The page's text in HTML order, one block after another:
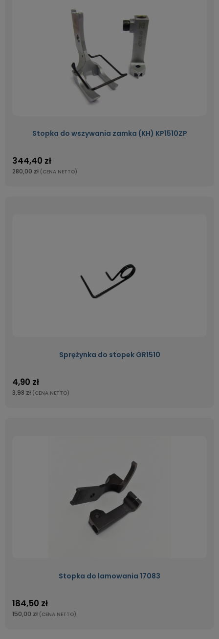
Stopka do wszywania zamka (KH) KP1510ZP
344,40 zł
280,00 zł (CENA NETTO)
Sprężynka do stopek GR1510
4,90 zł
3,98 zł (CENA NETTO)
Stopka do lamowania 17083
184,50 zł
150,00 zł (CENA NETTO)